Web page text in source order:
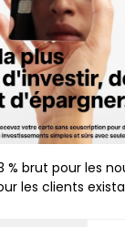
% brut pour les
les clients